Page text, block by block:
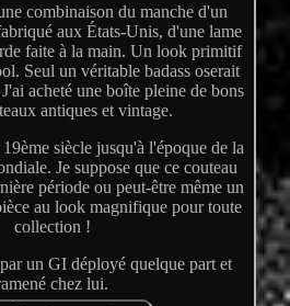
combinaison du manche d'un
aux États-Unis, d'une lame
faite à la main. Un look primitif
Seul un véritable badass oserait
acheté une boîte pleine de bons
antiques et vintage.
siècle jusqu'à l'époque de la
Je suppose que ce couteau
période ou peut-être même un
au look magnifique pour toute
collection !
un GI déployé quelque part et
chez lui.